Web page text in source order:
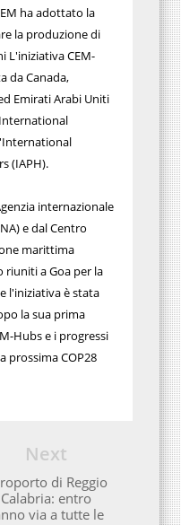
ha adottato la
la produzione di
L'iniziativa CEM-
da Canada,
Emirati Arabi Uniti
(IAPH).
internazionale
e dal Centro
marittima
riuniti a Goa per la
l'iniziativa è stata
la sua prima
Hubs e i progressi
prossima COP28
Next
di Reggio
Calabria: entro
via a tutte le